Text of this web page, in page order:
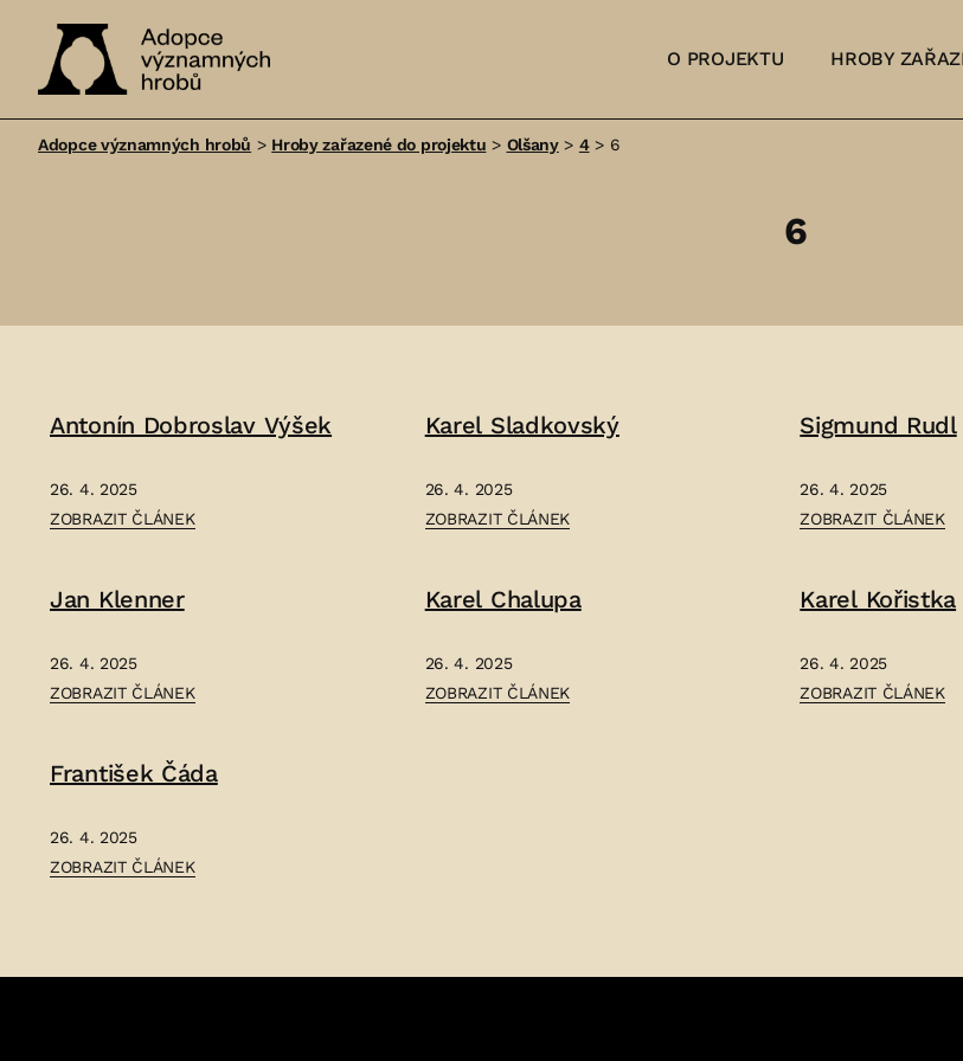
významných
O PROJEKTU HROBY
Adopce významných hrobů > Hroby zařazené do projektu > Olšany> 4> 6
6
Antonín Dobroslav Výšek
26. 4. 2025
ČLÁNEK:
VÝŠEK
ZOBRAZIT ČLÁNEK
Karel Sladkovský
26. 4. 2025
ČLÁNEK:
–
ZOBRAZIT ČLÁNEK
Sigmund Rudl
26. 4. 2025
ČLÁNEK:
–
ZOBRAZIT ČLÁNEK
Jan Klenner
26. 4. 2025
ČLÁNEK:
–
ZOBRAZIT ČLÁNEK
Karel Chalupa
26. 4. 2025
ČLÁNEK:
ZOBRAZIT ČLÁNEK
Karel Kořistka
26. 4. 2025
ČLÁNEK:
ZOBRAZIT ČLÁNEK
František Čáda
26. 4. 2025
ČLÁNEK:
ZOBRAZIT ČLÁNEK